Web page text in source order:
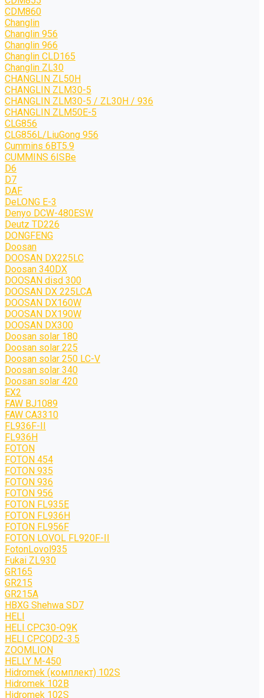
CDM860
Changlin
Changlin 956
Changlin 966
Changlin CLD165
Changlin ZL30
CHANGLIN ZL50H
CHANGLIN ZLM30-5
CHANGLIN ZLM30-5 / ZL30H / 936
CHANGLIN ZLM50E-5
CLG856
CLG856L/LiuGong 956
Cummins 6BT5.9
CUMMINS 6ISBe
D6
D7
DAF
DeLONG Е-3
Denyo DCW-480ESW
Deutz TD226
DONGFENG
Doosan
DOOSAN DX225LC
Doosan 340DX
DOOSAN disd 300
DOOSAN DX 225LCA
DOOSAN DX160W
DOOSAN DX190W
DOOSAN DX300
Doosan solar 180
Doosan solar 225
Doosan solar 250 LC-V
Doosan solar 340
Doosan solar 420
EX2
FAW BJ1089
FAW CA3310
FL936F-II
FL936H
FOTON
FOTON 454
FOTON 935
FOTON 936
FOTON 956
FOTON FL935E
FOTON FL936H
FOTON FL956F
FOTON LOVOL FL920F-II
FotonLovol935
Fukai ZL930
GR165
GR215
GR215A
HBXG Shehwa SD7
HELI
HELI CPC30-Q9K
HELI CPCQD2-3.5
ZOOMLION
HELLY M-450
Hidromek (комплект) 102S
Hidromek 102B
Hidromek 102S